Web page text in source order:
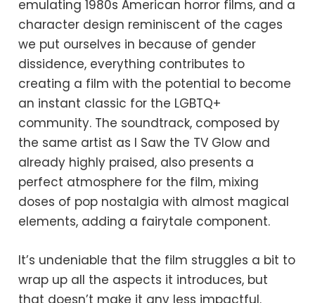
emulating 1980s American horror films, and a
character design reminiscent of the cages
we put ourselves in because of gender
dissidence, everything contributes to
creating a film with the potential to become
an instant classic for the LGBTQ+
community. The soundtrack, composed by
the same artist as I Saw the TV Glow and
already highly praised, also presents a
perfect atmosphere for the film, mixing
doses of pop nostalgia with almost magical
elements, adding a fairytale component.
It’s undeniable that the film struggles a bit to
wrap up all the aspects it introduces, but
that doesn’t make it any less impactful.